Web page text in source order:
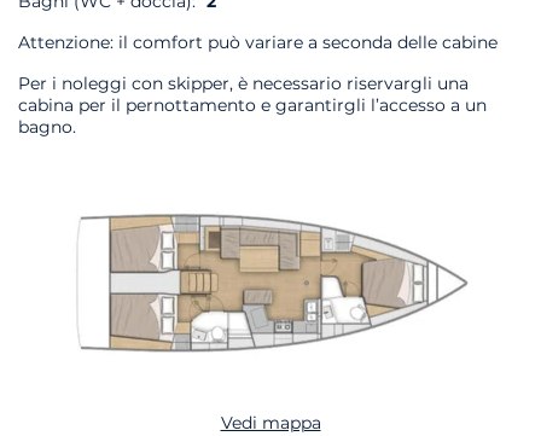
Attenzione: il comfort può variare a seconda delle cabine
Per i noleggi con skipper, è necessario riservargli una
cabina per il pernottamento e garantirgli l’accesso a un
bagno.
Vedi mappa